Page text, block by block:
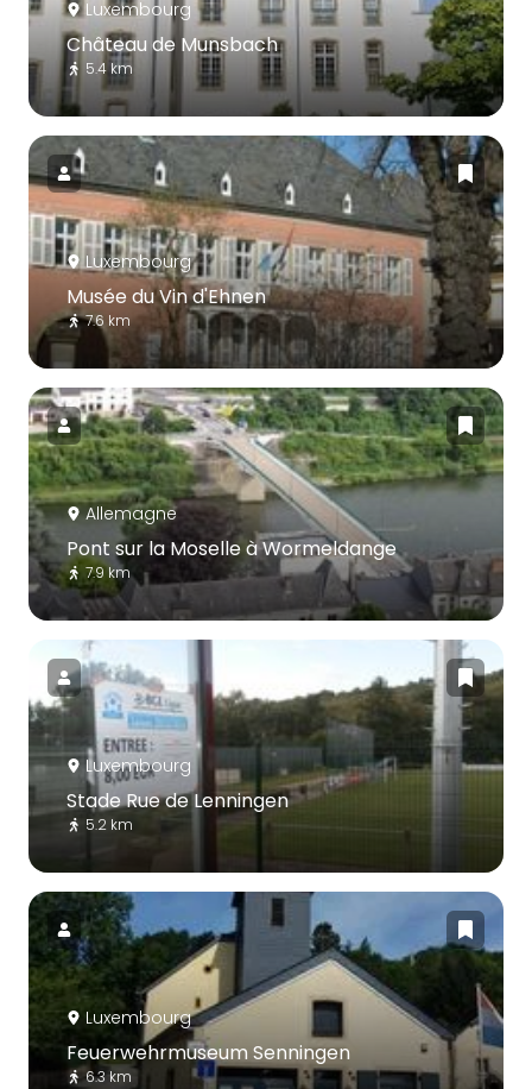
Luxembourg
Château de Munsbach
5.4 km
Luxembourg
Musée du Vin d'Ehnen
7.6 km
Allemagne
Pont sur la Moselle à Wormeldange
7.9 km
Luxembourg
Stade Rue de Lenningen
5.2 km
Luxembourg
Feuerwehrmuseum Senningen
6.3 km